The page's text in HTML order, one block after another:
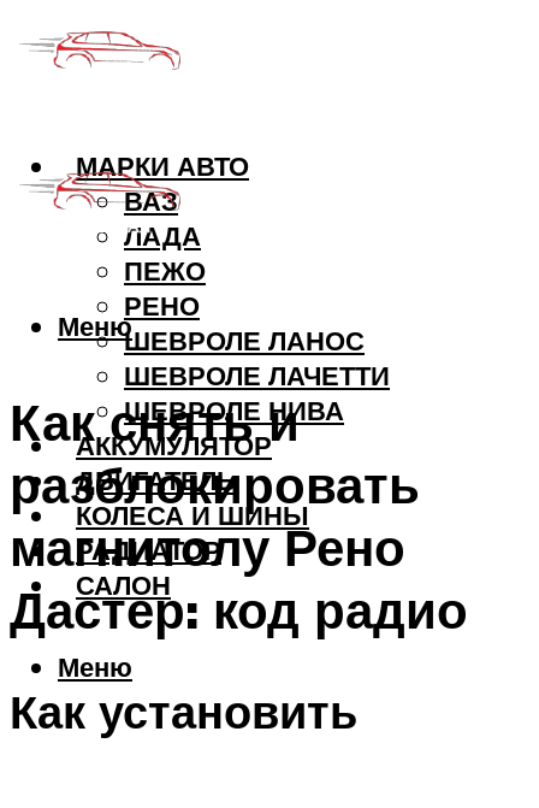
МАРКИ АВТО
ВАЗ
ЛАДА
ПЕЖО
РЕНО
ШЕВРОЛЕ ЛАНОС
ШЕВРОЛЕ ЛАЧЕТТИ
ШЕВРОЛЕ НИВА
АККУМУЛЯТОР
ДВИГАТЕЛЬ
КОЛЕСА И ШИНЫ
РАДИАТОР
САЛОН
Меню
Меню
Как снять и
разблокировать
магнитолу Рено
Дастер: код радио
Как установить